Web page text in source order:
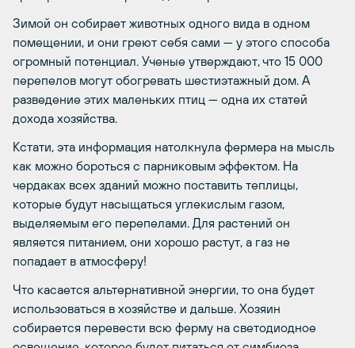
Зимой он собирает животных одного вида в одном
помещении, и они греют себя сами — у этого способа
огромный потенциал. Ученые утверждают, что 15 000
перепелов могут обогревать шестиэтажный дом. А
разведение этих маленьких птиц — одна их статей
дохода хозяйства.
Кстати, эта информация натолкнула фермера на мысль
как можно бороться с парниковым эффектом. На
чердаках всех зданий можно поставить теплицы,
которые будут насыщаться углекислым газом,
выделяемым его перепелами. Для растений он
является питанием, они хорошо растут, а газ не
попадает в атмосферу!
Что касается альтернативной энергии, то она будет
использоваться в хозяйстве и дальше. Хозяин
собирается перевести всю ферму на светодиодное